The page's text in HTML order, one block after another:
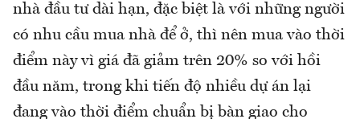
nhà đầu tư dài hạn, đặc biệt là với những người
có nhu cầu mua nhà để ở, thì nên mua vào thời
điểm này vì giá đã giảm trên 20% so với hồi
đầu năm, trong khi tiến độ nhiều dự án lại
đang vào thời điểm chuẩn bị bàn giao cho